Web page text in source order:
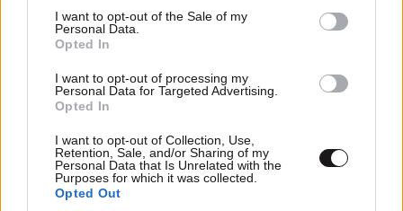
consent section.
I want to opt-out of the Sale of my
Personal Data.
Opted In
I want to opt-out of processing my
Personal Data for Targeted Advertising.
Opted In
I want to opt-out of Collection, Use,
Retention, Sale, and/or Sharing of my
Personal Data that Is Unrelated with the
Purposes for which it was collected.
Opted Out